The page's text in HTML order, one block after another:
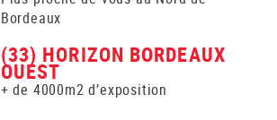
Bordeaux
(33) HORIZON BORDEAUX
OUEST
+ de 4000m2 d’exposition